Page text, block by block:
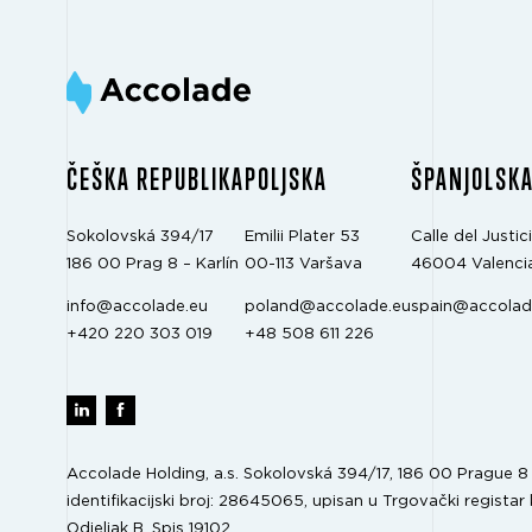
ČEŠKA REPUBLIKA
Sokolovská 394/17
186 00 Prag 8 – Karlín
info@accolade.eu
+420 220 303 019
POLJSKA
Emilii Plater 53
00-113 Varšava
poland@accolade.eu
+48 508 611 226
Calle del
46004
Accolade Holding, a.s. Sokolovská 394/17, 186 00 Prague 8
identifikacijski broj: 28645065, upisan u Trgovački registar
Odjeljak B, Spis 19102.